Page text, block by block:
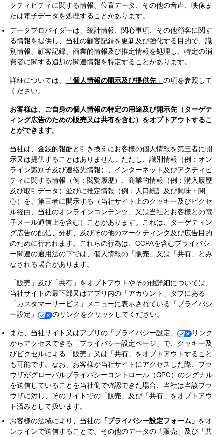
クティビティに関する情報、位置データ、その他の音声、映像ま
たは電子データを処理することがあります。
データプロバイダーは、統計情報、関心事項、その他顧客に関す
る情報を提供し、当社の顧客記録を更新及び強化する目的で、識
別情報、顧客記録、商業的情報及び推定情報を処理し、特定の消
費者に関する追加の関連情報を特定することがあります。
詳細については、 「個人情報の開示及び提供先」 の項を参照して
ください。
お客様は、ご自身の個人情報の特定の用途及び開示先（ターゲテ
ィング広告のための販売又は共有を含む）をオプトアウトするこ
とができます。
当社は、金銭的報酬と引き換えにお客様の個人情報を第三者に開
示又は提供することはありません。ただし、識別情報（例：オン
ライン識別子及び連絡先情報）、インターネット及びアクティビ
ティに関する情報（例：閲覧履歴）、商業的情報（例：購入履歴
及び取引データ）並びに推定情報（例：人口統計及び興味・関
心）を、第三者に開示する（当社サイト上のクッキー及びピクセ
ル経由、当社のオンラインコンテンツ、又は当社とお客様との電
子メール通信上を含む）ことがあります。これは、ターゲティン
グ広告の配信、分析、及びその他のマーケティング及び広告目的
のために行われます。これらの行為は、CCPAを含むプライバシ
ー関連の適用法の下では、個人情報の「販売」又は「共有」とみ
なされる場合があります。
「販売」及び「共有」をオプトアウトやその他詳細については、
当社サイトの最下部又はアプリ内の「アカウント」タブにある
「カスタマーサービス」メニューに表示されている「プライバシ
ー設定」
のリンクをクリックしてください。
また、当社サイト又はアプリの「プライバシー設定」
リンク
からアクセスできる「プライバシー設定ページ」で、クッキー及
びピクセルによる「販売」又は「共有」をオプトアウトすること
も可能です。なお、お客様が当社サイトにアクセスした際、ブラ
ウザがグローバルプライバシーコントロール（GPC）のシグナル
を送信していることを当社側で確認できた場合、当社は当該ブラ
ウザに対し、そのサイトでの「販売」及び「共有」をオプトアウ
ト済みとして扱います。
お客様の法域により、当社の 「プライバシー設定フォーム」 をオ
ンラインで送信することで、その他のデータの「販売」及び「共